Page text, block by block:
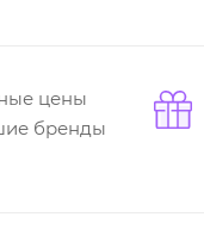
цены
бренды